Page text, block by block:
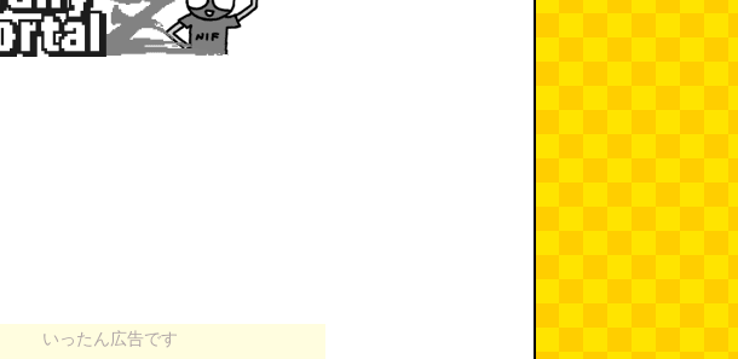
いったん広告です